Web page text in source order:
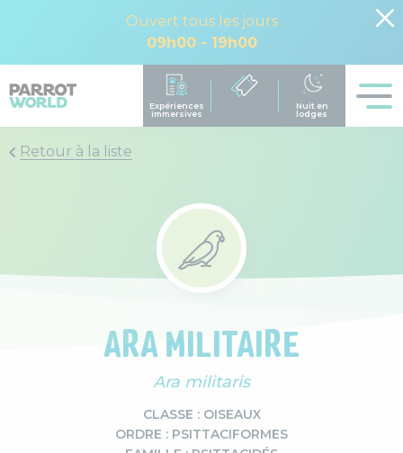
Ouvert tous les jours
09h00 - 19h00
ARA MILITAIRE
Retour à la liste
Ara militaris
CLASSE : OISEAUX
ORDRE : PSITTACIFORMES